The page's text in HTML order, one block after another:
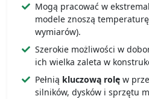
Mogą pracować w
modele znoszą
wymiarów).
Szerokie możliwości w
ich wielka zaleta w
Pełnią kluczową rolę w
silników, dysków i sprzętu